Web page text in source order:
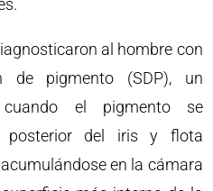
al hombre con
de pigmento (SDP), un
el pigmento se
posterior del iris y flota
en la cámara